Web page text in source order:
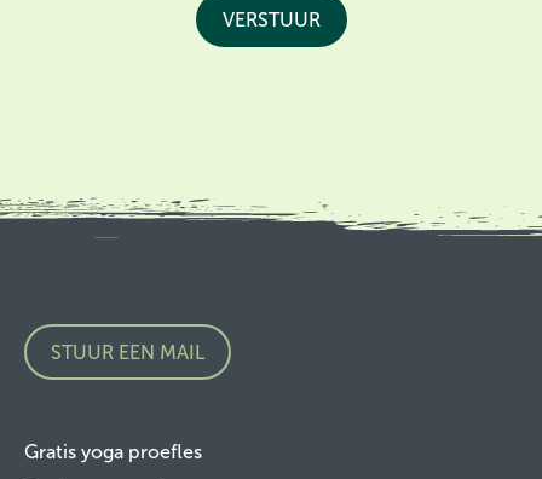
STUUR EEN MAIL
Gratis yoga proefles